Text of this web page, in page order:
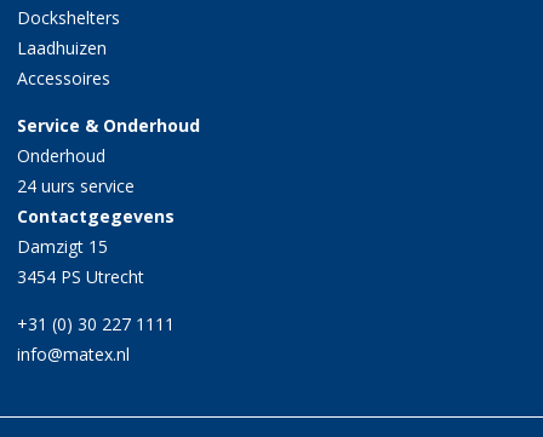
Dockshelters
Laadhuizen
Accessoires
Service & Onderhoud
Onderhoud
24 uurs service
Contactgegevens
Damzigt 15
3454 PS Utrecht
+31 (0) 30 227 1111
info@matex.nl